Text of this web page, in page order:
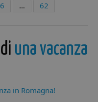
6 …
62
una vacanza